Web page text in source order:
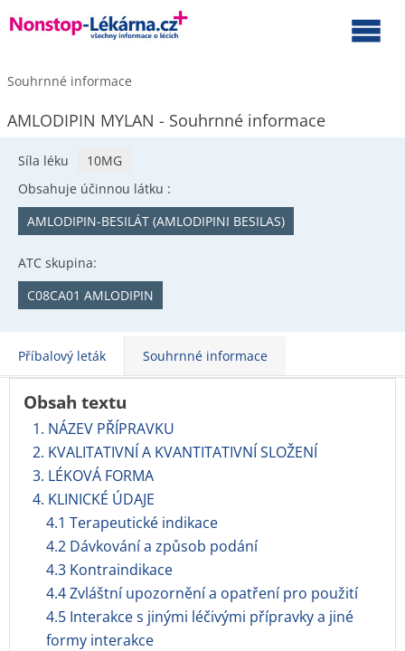
Souhrnné informace
AMLODIPIN MYLAN - Souhrnné informace
Síla léku
10MG
Obsahuje účinnou látku :
AMLODIPIN-BESILÁT (AMLODIPINI BESILAS)
ATC skupina:
C08CA01 AMLODIPIN
Příbalový leták Souhrnné informace
Obsah textu
1. NÁZEV PŘÍPRAVKU
2. KVALITATIVNÍ A KVANTITATIVNÍ SLOŽENÍ
3. LÉKOVÁ FORMA
4. KLINICKÉ ÚDAJE
4.1 Terapeutické indikace
4.2 Dávkování a způsob podání
4.3 Kontraindikace
4.4 Zvláštní upozornění a opatření pro použití
4.5 Interakce s jinými léčivými přípravky a jiné
formy interakce